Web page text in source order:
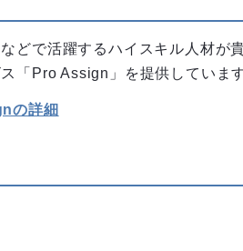
どで活躍するハイスキル人材が
「Pro Assign」を提供しています
の詳細